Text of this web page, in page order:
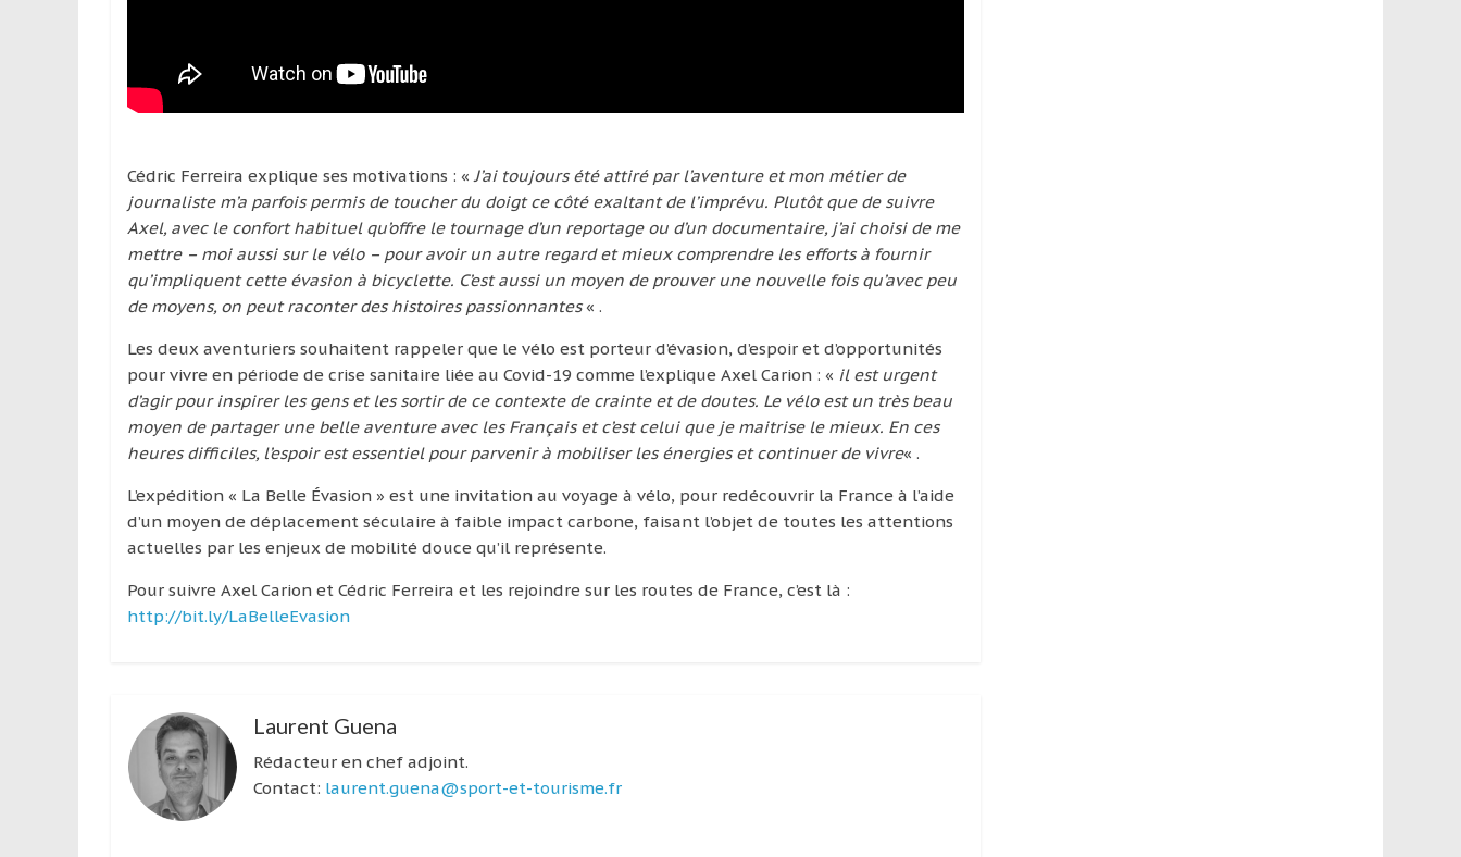
Cédric Ferreira explique ses motivations : « J’ai toujours été attiré par l’aventure et mon métier de
journaliste m’a parfois permis de toucher du doigt ce côté exaltant de l’imprévu. Plutôt que de suivre
Axel, avec le confort habituel qu’offre le tournage d’un reportage ou d’un documentaire, j’ai choisi de me
mettre – moi aussi sur le vélo – pour avoir un autre regard et mieux comprendre les efforts à fournir
qu’impliquent cette évasion à bicyclette. C’est aussi un moyen de prouver une nouvelle fois qu’avec peu
de moyens, on peut raconter des histoires passionnantes« .
Les deux aventuriers souhaitent rappeler que le vélo est porteur d’évasion, d’espoir et d’opportunités
pour vivre en période de crise sanitaire liée au Covid-19 comme l’explique Axel Carion : « il est urgent
d’agir pour inspirer les gens et les sortir de ce contexte de crainte et de doutes. Le vélo est un très beau
moyen de partager une belle aventure avec les Français et c’est celui que je maitrise le mieux. En ces
heures difficiles, l’espoir est essentiel pour parvenir à mobiliser les énergies et continuer de vivre« .
L’expédition « La Belle Évasion » est une invitation au voyage à vélo, pour redécouvrir la France à l’aide
d’un moyen de déplacement séculaire à faible impact carbone, faisant l’objet de toutes les attentions
actuelles par les enjeux de mobilité douce qu’il représente.
Pour suivre Axel Carion et Cédric Ferreira et les rejoindre sur les routes de France, c’est là :
http://bit.ly/LaBelleEvasion
Laurent Guena
Rédacteur en chef adjoint.
Contact: laurent.guena@sport-et-tourisme.fr